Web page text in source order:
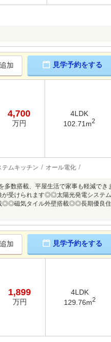
加 見学予約をする
4,700
万円
4LDK
102.71m2
テムキッチン オール電化
数搭載、平屋生活で家事も軽減で
が受けられます◎◎太陽光発電シス
◎◎磁気タイル外壁搭載◎◎長期優
加 見学予約をする
1,899
万円
4LDK
129.76m2